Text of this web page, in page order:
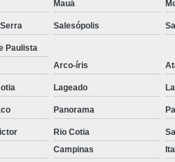
Mauá
Salesópolis
Paulista
Arco-íris
Lageado
Panorama
Rio Cotia
Campinas